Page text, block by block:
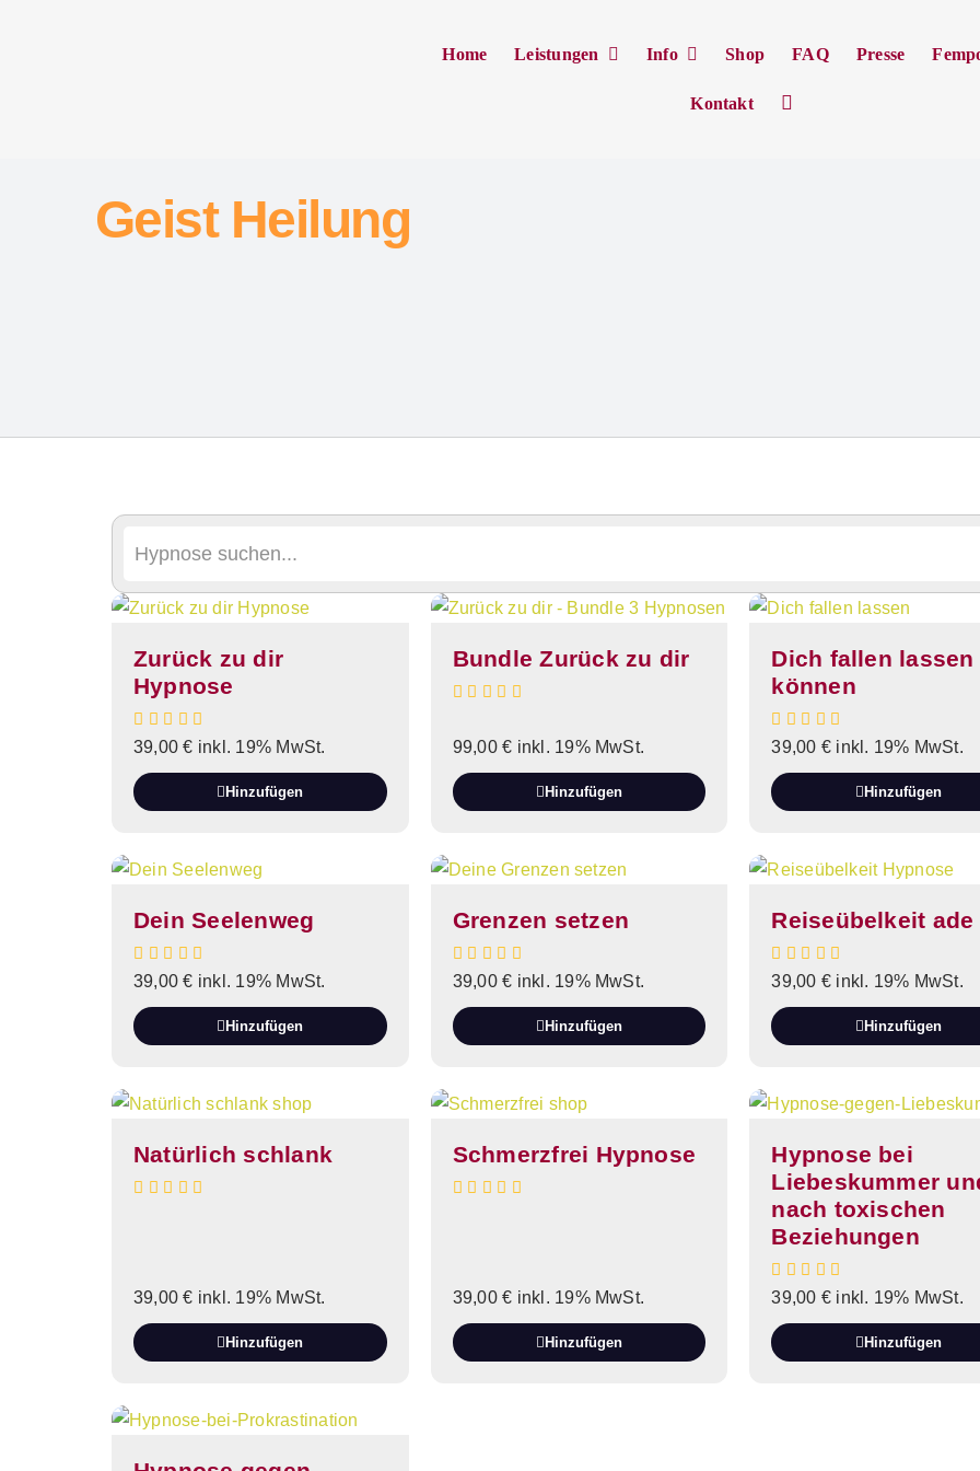
Home Leistungen Info Shop FAQ Presse
Kontakt
Geist Heilung
Zurück zu dir
Hypnose
39,00€ inkl. 19% MwSt.
Hinzufügen
Bundle Zurück zu dir
99,00€ inkl. 19% MwSt.
Hinzufügen
Dich fallen lassen
können
39,00 € inkl. 19% MwSt.
Hinzufügen
Dein Seelenweg
39,00€ inkl. 19% MwSt.
Hinzufügen
Grenzen setzen
39,00€ inkl. 19% MwSt.
Hinzufügen
Reiseübelkeit ade
39,00 € inkl. 19% MwSt.
Hinzufügen
Natürlich schlank
39,00€ inkl. 19% MwSt.
Hinzufügen
Schmerzfrei Hypnose
39,00€ inkl. 19% MwSt.
Hinzufügen
Hypnose bei
Liebeskummer
nach toxischen
Beziehungen
39,00 € inkl. 19% MwSt.
Hinzufügen